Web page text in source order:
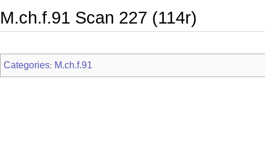
M.ch.f.91 Scan 227 (114r)
Categories: M.ch.f.91